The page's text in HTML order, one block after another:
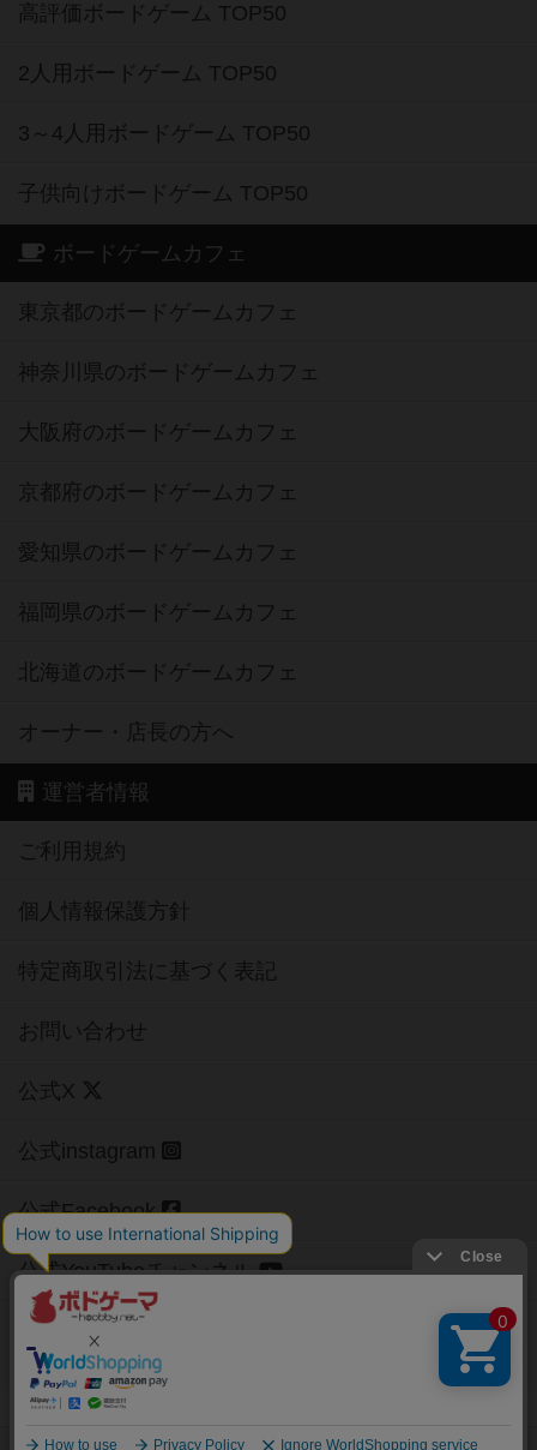
高評価ボードゲーム TOP50
2人用ボードゲーム TOP50
3～4人用ボードゲーム TOP50
子供向けボードゲーム TOP50
ボードゲームカフェ
東京都のボードゲームカフェ
神奈川県のボードゲームカフェ
大阪府のボードゲームカフェ
京都府のボードゲームカフェ
愛知県のボードゲームカフェ
福岡県のボードゲームカフェ
北海道のボードゲームカフェ
オーナー・店長の方へ
運営者情報
ご利用規約
個人情報保護方針
特定商取引法に基づく表記
お問い合わせ
公式X
公式instagram
公式Facebook
公式YouTubeチャンネル